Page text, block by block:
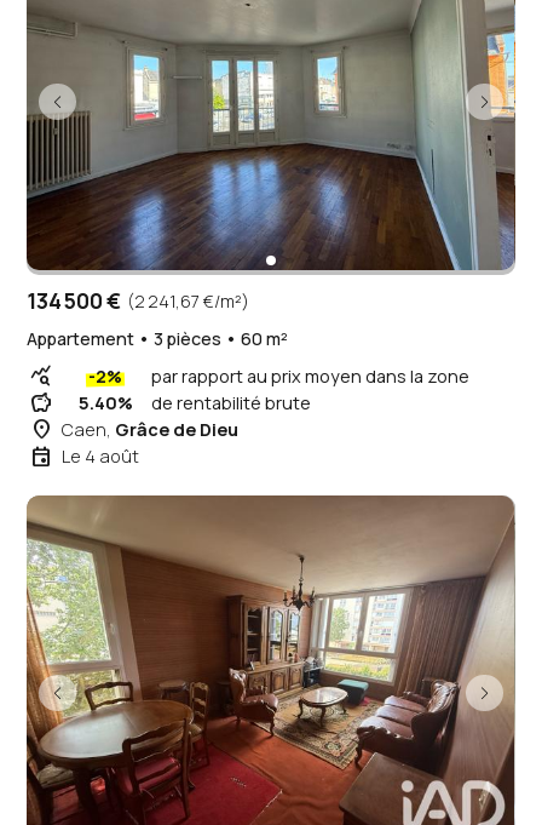
134 500 € (2 241,67 €/m²)
Appartement • 3 pièces • 60 m²
query_stats -2% par rapport au prix moyen dans la zone
savings 5.40% de rentabilité brute
place Caen, Grâce de Dieu
event Le 4 août